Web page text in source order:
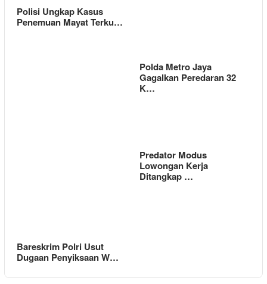
Polisi Ungkap Kasus
Penemuan Mayat Terku…
Polda Metro Jaya
Gagalkan Peredaran 32
K…
Bareskrim Polri Usut
Dugaan Penyiksaan W…
Predator Modus
Lowongan Kerja
Ditangkap …